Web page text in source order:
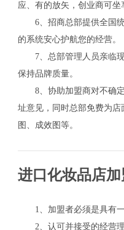
应、有的放矢，创业商可坐
6、招商总部提供全国统
的系统安心护航您的经营。
7、总部管理人员亲临现
保持品牌质量。
8、协助加盟商对不确定
址意见，同时总部免费为
图、成效图等。
进口化妆品店
1、加盟者必须是具有一
2、认可并接受的经营理